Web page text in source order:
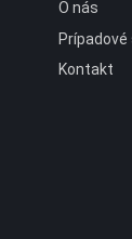
O nás
Prípadové
Kontakt